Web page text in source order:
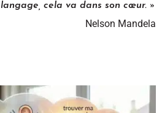
langage, cela va dans son cœur. »
Nelson Mandela